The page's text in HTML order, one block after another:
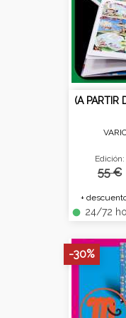
(A PARTIR
Edición:
55 €
+
fiber_manual_record 24/72
-30%